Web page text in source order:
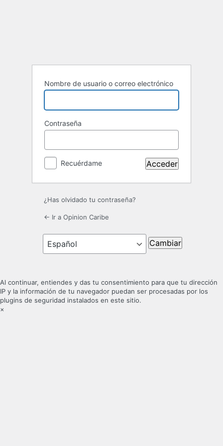
Nombre de usuario o correo electrónico
Contraseña
Recuérdame
¿Has olvidado tu contraseña?
← Ir a Opinion Caribe
Idioma
Al continuar, entiendes y das tu consentimiento para que tu dirección
IP y la información de tu navegador puedan ser procesadas por los
plugins de seguridad instalados en este sitio.
×